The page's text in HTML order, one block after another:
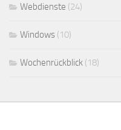
Webdienste (24)
Windows (10)
Wochenrückblick (18)